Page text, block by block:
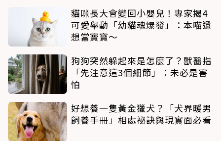
貓咪長大會變回小嬰兒！專家揭4
可愛舉動「幼貓魂爆發」：本喵還
想當寶寶～
狗狗突然躲起來是怎麼了？獸醫指
「先注意這3個細節」：未必是害
怕
好想養一隻黃金獵犬？「犬界暖男
飼養手冊」相處祕訣與現實面必看